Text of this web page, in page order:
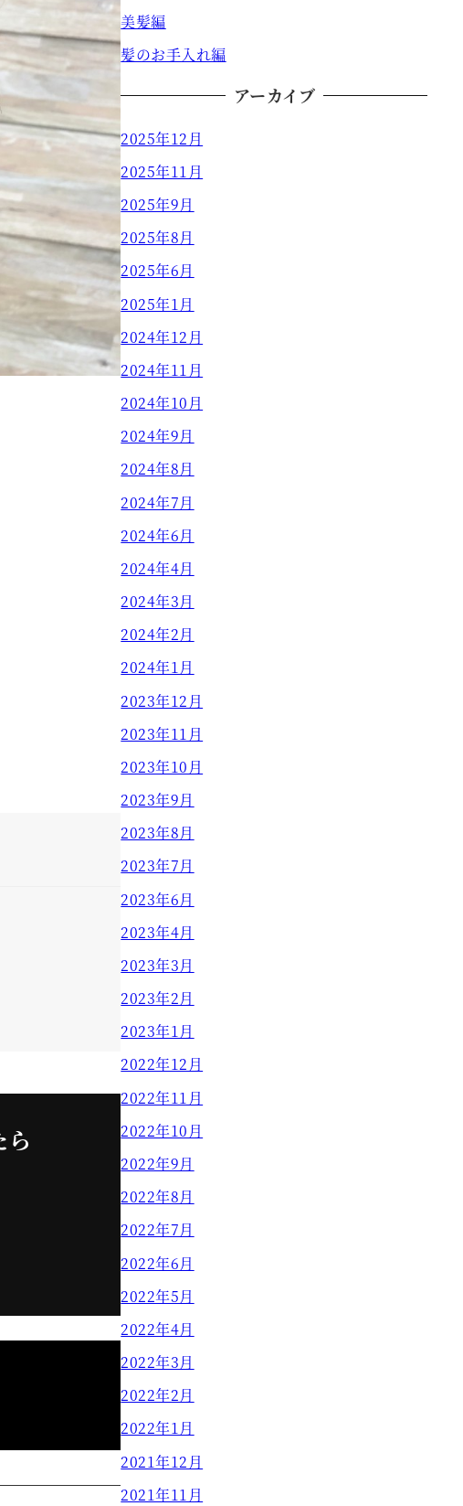
ら
美髪編
髪のお手入れ編
アーカイブ
2025年12月
2025年11月
2025年9月
2025年8月
2025年6月
2025年1月
2024年12月
2024年11月
2024年10月
2024年9月
2024年8月
2024年7月
2024年6月
2024年4月
2024年3月
2024年2月
2024年1月
2023年12月
2023年11月
2023年10月
2023年9月
2023年8月
2023年7月
2023年6月
2023年4月
2023年3月
2023年2月
2023年1月
2022年12月
2022年11月
2022年10月
2022年9月
2022年8月
2022年7月
2022年6月
2022年5月
2022年4月
2022年3月
2022年2月
2022年1月
2021年12月
2021年11月